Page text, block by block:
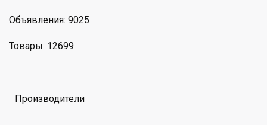
Объявления: 9025
Товары: 12699
Производители